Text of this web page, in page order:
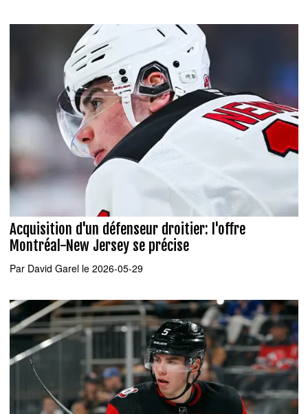
Acquisition d'un défenseur droitier: l'offre
Montréal-New Jersey se précise
Par David Garel le 2026-05-29